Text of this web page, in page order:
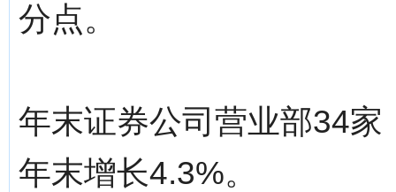
分点。
年末证券公司营业部34
年末增长4.3%。